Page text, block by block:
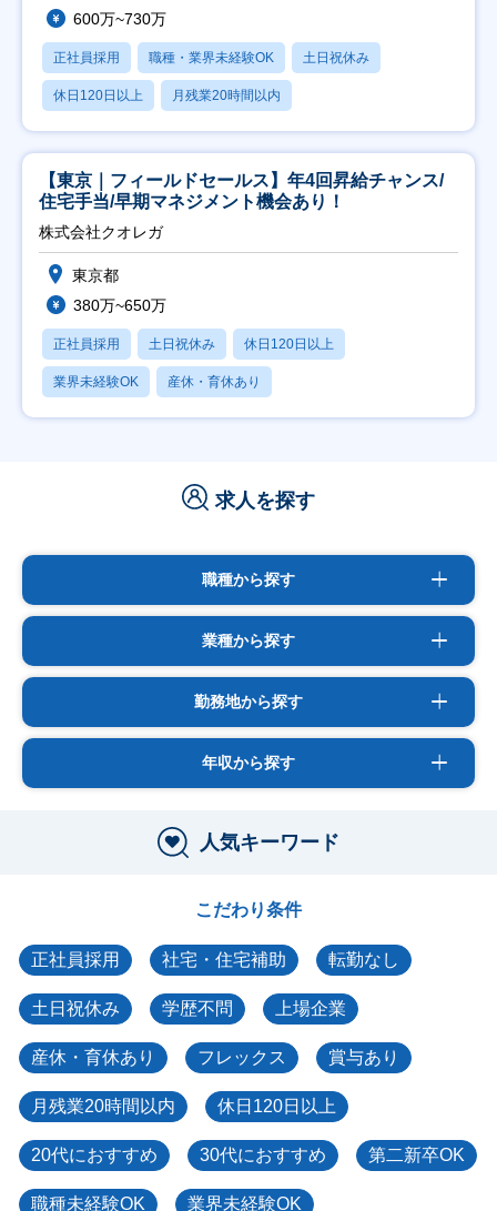
600万~730万
正社員採用 職種・業界未経験OK 土日祝休み
休日120日以上 月残業20時間以内
【東京｜フィールドセールス】年4回昇給チャンス/
住宅手当/早期マネジメント機会あり！
株式会社クオレガ
東京都
380万~650万
正社員採用 土日祝休み 休日120日以上
業界未経験OK 産休・育休あり
求人を探す
職種から探す
業種から探す
勤務地から探す
年収から探す
人気キーワード
こだわり条件
正社員採用 社宅・住宅補助 転勤なし
土日祝休み 学歴不問 上場企業
産休・育休あり フレックス 賞与あり
月残業20時間以内 休日120日以上
20代におすすめ 30代におすすめ 第二新卒OK
職種未経験OK 業界未経験OK